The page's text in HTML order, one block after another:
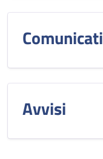
Comunicati
Avvisi